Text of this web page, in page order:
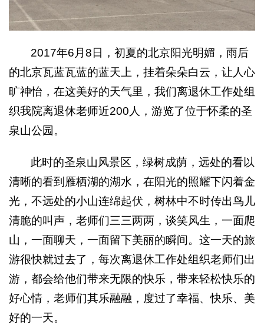
2017年6月8日，初夏的北京阳光明媚，雨后
的北京瓦蓝瓦蓝的蓝天上，挂着朵朵白云，让人心
旷神怡，在这美好的天气里，我们离退休工作处组
织我院离退休老师近200人，游览了位于怀柔的圣
泉山公园。
此时的圣泉山风景区，绿树成荫，远处的看以
清晰的看到雁栖湖的湖水，在阳光的照耀下闪着金
光，不远处的小山连绵起伏，树林中不时传出鸟儿
清脆的叫声，老师们三三两两，谈笑风生，一面爬
山，一面聊天，一面留下美丽的瞬间。这一天的旅
游很快就过去了，每次离退休工作处组织老师们出
游，都会给他们带来无限的快乐，带来轻松快乐的
好心情，老师们其乐融融，度过了幸福、快乐、美
好的一天。